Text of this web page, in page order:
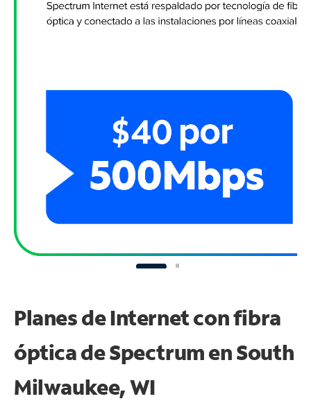
Planes de Internet con fibra
óptica de Spectrum en South
Milwaukee, WI